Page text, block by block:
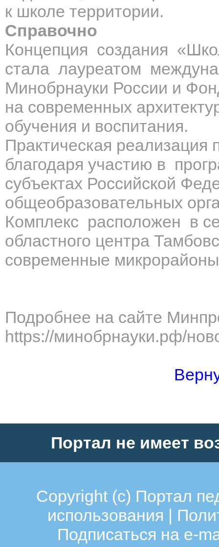
к школе территории.
Справочно
Концепция создания
стала лауреатом
Минобрнауки России и
на современных
обучения и воспитания.
Практическая реализация
благодаря участию в
субъектах Российской
общеобразовательных
Комплекс расположен в
областного центра
современные
Подробнее на сайте
https://минобрнауки.рф/
Портал не имеет
Copyright (c) Портал
использования |
Подписаться на e-